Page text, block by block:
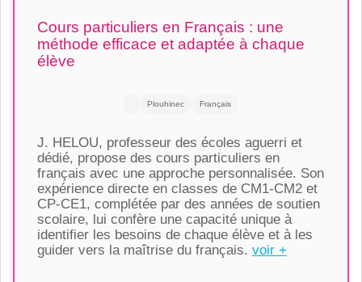
Cours particuliers en Français : une
méthode efficace et adaptée à chaque
élève
Plouhinec Français
J. HELOU, professeur des écoles aguerri et
dédié, propose des cours particuliers en
français avec une approche personnalisée. Son
expérience directe en classes de CM1-CM2 et
CP-CE1, complétée par des années de soutien
scolaire, lui confère une capacité unique à
identifier les besoins de chaque élève et à les
guider vers la maîtrise du français. voir +